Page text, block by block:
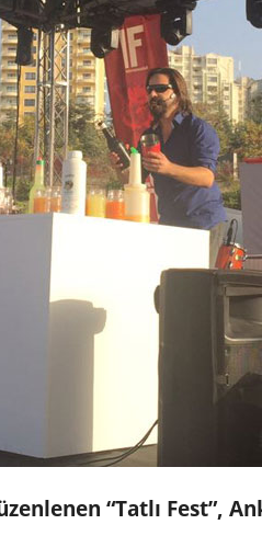
“Tatlı Fest”,